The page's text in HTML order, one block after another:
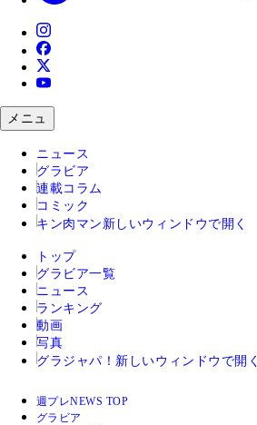
メニュ
ニュース
グラビア
連載コラム
コミック
キン肉マン 新しいウィンドウで開く
トップ
グラビア一覧
ニュース
ランキング
動画
写真
グラジャパ！ 新しいウィンドウで開く
週プレNEWS TOP
グラビア